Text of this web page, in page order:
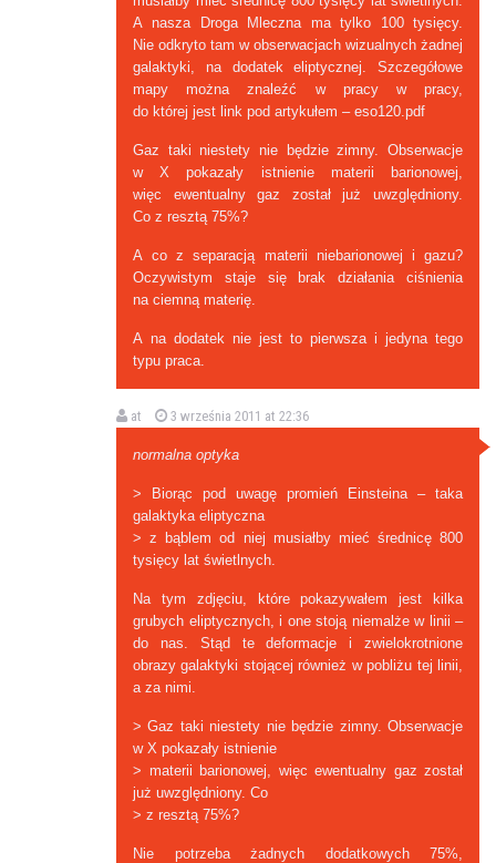
A nasza Droga Mleczna ma tylko 100 tysięcy.
Nie odkryto tam w obserwacjach wizualnych żadnej
galaktyki, na dodatek eliptycznej. Szczegółowe
mapy można znaleźć w pracy w pracy,
do której jest link pod artykułem – eso120.pdf
Gaz taki niestety nie będzie zimny. Obserwacje
w X pokazały istnienie materii barionowej,
więc ewentualny gaz został już uwzględniony.
Co z resztą 75%?
A co z separacją materii niebarionowej i gazu?
Oczywistym staje się brak działania ciśnienia
na ciemną materię.
A na dodatek nie jest to pierwsza i jedyna tego
typu praca.
at 3 września 2011 at 22:36
normalna optyka
> Biorąc pod uwagę promień Einsteina – taka
galaktyka eliptyczna
> z bąblem od niej musiałby mieć średnicę 800
tysięcy lat świetlnych.
Na tym zdjęciu, które pokazywałem jest kilka
grubych eliptycznych, i one stoją niemalże w linii –
do nas. Stąd te deformacje i zwielokrotnione
obrazy galaktyki stojącej również w pobliżu tej linii,
a za nimi.
> Gaz taki niestety nie będzie zimny. Obserwacje
w X pokazały istnienie
> materii barionowej, więc ewentualny gaz został
już uwzględniony. Co
> z resztą 75%?
Nie potrzeba żadnych dodatkowych 75%,